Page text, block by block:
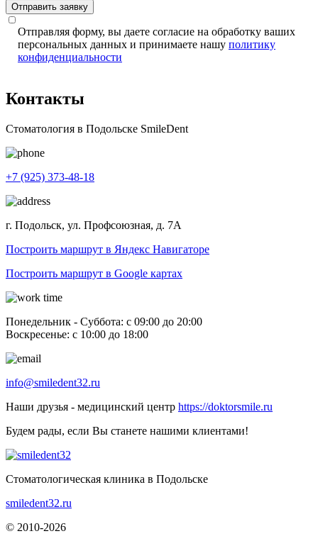
Отправить заявку
Отправляя форму, вы даете согласие на обработку ваших
персональных данных и принимаете нашу политику
конфиденциальности
Контакты
Стоматология в Подольске SmileDent
+7 (925) 373-48-18
г. Подольск, ул. Профсоюзная, д. 7А
Построить маршрут в Яндекс Навигаторе
Построить маршрут в Google картах
Понедельник - Суббота: с 09:00 до 20:00
Воскресенье: с 10:00 до 18:00
info@smiledent32.ru
Наши друзья - медицинский центр https://doktorsmile.ru
Будем рады, если Вы станете нашими клиентами!
Стоматологическая клиника в Подольске
smiledent32.ru
© 2010-2026